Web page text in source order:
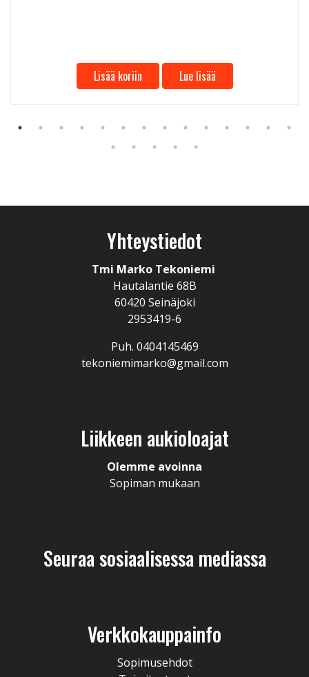
Lisää koriin Lue lisää
Yhteystiedot
Tmi Marko Tekoniemi
Hautalantie 68B
60420 Seinäjoki
2953419-6
Puh. 0404145469
tekoniemimarko@gmail.com
Liikkeen aukioloajat
Olemme avoinna
Sopiman mukaan
Seuraa sosiaalisessa mediassa
Verkkokauppainfo
Sopimusehdot